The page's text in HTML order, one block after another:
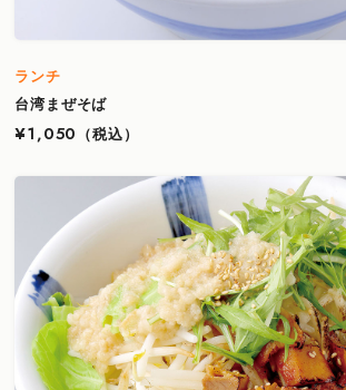
ランチ
台湾まぜそば
¥1,050
（税込）